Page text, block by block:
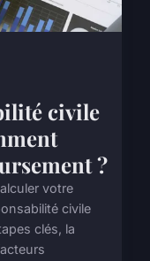
civile
?
votre
civile
clés, la